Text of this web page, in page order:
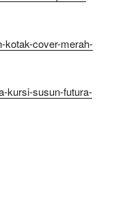
kotak-cover-merah-
kursi-susun-futura-